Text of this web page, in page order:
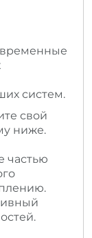
систем.
свой
ниже.
частью